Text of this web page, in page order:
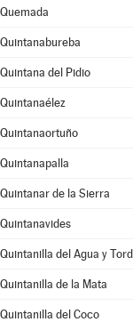
Quemada
Quintanabureba
Quintana del Pidio
Quintanaélez
Quintanaortuño
Quintanapalla
Quintanar de la Sierra
Quintanavides
Quintanilla del Agua y
Quintanilla de la Mata
Quintanilla del Coco